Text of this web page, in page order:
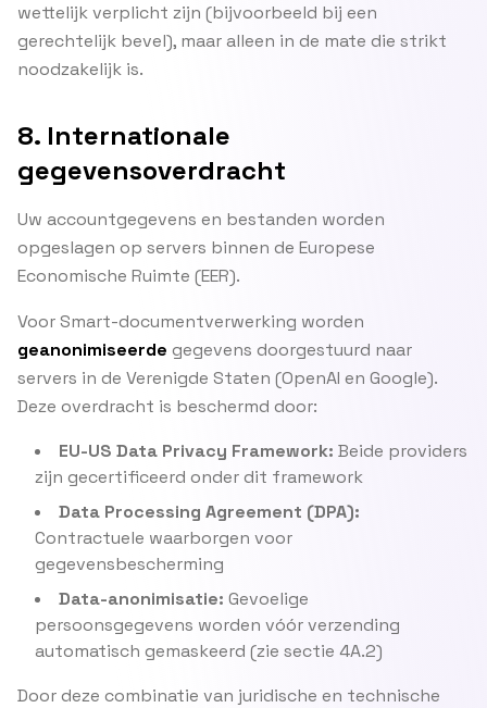
wettelijk verplicht zijn (bijvoorbeeld bij een
gerechtelijk bevel), maar alleen in de mate die strikt
noodzakelijk is.
8. Internationale
gegevensoverdracht
Uw accountgegevens en bestanden worden
opgeslagen op servers binnen de Europese
Economische Ruimte (EER).
Voor Smart-documentverwerking worden
geanonimiseerde gegevens doorgestuurd naar
servers in de Verenigde Staten (OpenAI en Google).
Deze overdracht is beschermd door:
EU-US Data Privacy Framework: Beide providers
zijn gecertificeerd onder dit framework
Data Processing Agreement (DPA):
Contractuele waarborgen voor
gegevensbescherming
Data-anonimisatie: Gevoelige
persoonsgegevens worden vóór verzending
automatisch gemaskeerd (zie sectie 4A.2)
Door deze combinatie van juridische en technische